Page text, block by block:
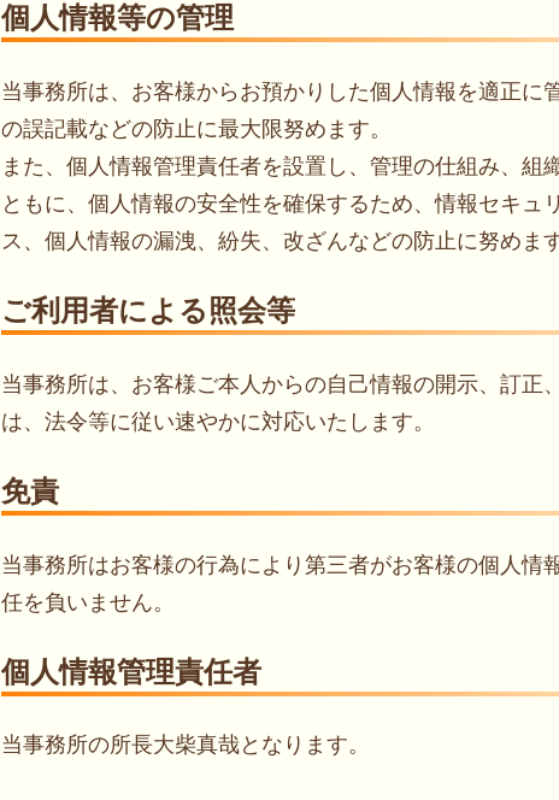
個人情報等の管理
当事務所は、お客様からお預かりした個人情報を適正に
の誤記載などの防止に最大限努めます。
また、個人情報管理責任者を設置し、管理の仕組み、組
ともに、個人情報の安全性を確保するため、情報セキュ
ス、個人情報の漏洩、紛失、改ざんなどの防止に努めます
ご利用者による照会等
当事務所は、お客様ご本人からの自己情報の開示、訂正
は、法令等に従い速やかに対応いたします。
免責
当事務所はお客様の行為により第三者がお客様の個人情
任を負いません。
個人情報管理責任者
当事務所の所長大柴真哉となります。